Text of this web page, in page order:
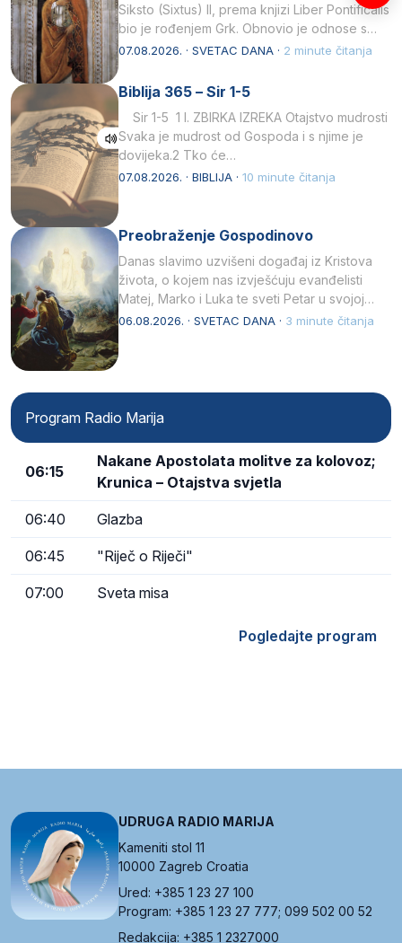
Siksto (Sixtus) II, prema knjizi Liber Pontificalis
bio je rođenjem Grk. Obnovio je odnose s
afričkim…
07.08.2026. · SVETAC DANA · 2 minute čitanja
Biblija 365 – Sir 1-5
Sir 1-5 1 I. ZBIRKA IZREKA Otajstvo mudrosti
Svaka je mudrost od Gospoda i s njime je
dovijeka.2 Tko će…
07.08.2026. · BIBLIJA · 10 minute čitanja
Preobraženje Gospodinovo
Danas slavimo uzvišeni događaj iz Kristova
života, o kojem nas izvješćuju evanđelisti
Matej, Marko i Luka te sveti Petar u svojoj
drugoj…
06.08.2026. · SVETAC DANA · 3 minute čitanja
Program Radio Marija
06:15
Nakane Apostolata molitve za kolovoz;
Krunica – Otajstva svjetla
06:40 Glazba
06:45 "Riječ o Riječi"
07:00 Sveta misa
Pogledajte program
UDRUGA RADIO MARIJA
Kameniti stol 11
10000 Zagreb Croatia
Ured: +385 1 23 27 100
Program: +385 1 23 27 777; 099 502 00 52
Redakcija: +385 1 2327000